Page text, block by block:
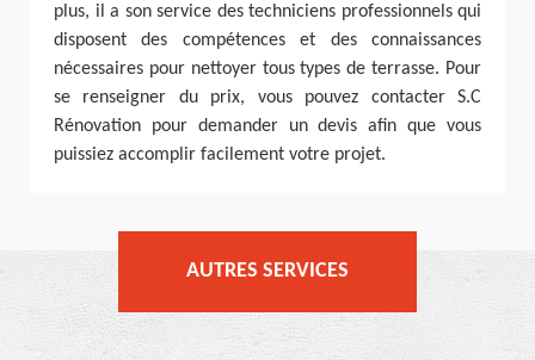
plus, il a son service des techniciens professionnels qui
disposent des compétences et des connaissances
nécessaires pour nettoyer tous types de terrasse. Pour
se renseigner du prix, vous pouvez contacter S.C
Rénovation pour demander un devis afin que vous
puissiez accomplir facilement votre projet.
AUTRES SERVICES